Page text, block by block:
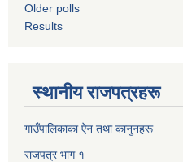
Older polls
Results
स्थानीय राजपत्रहरू
गाउँपालिकाका ऐन तथा कानुनहरू
राजपत्र भाग १